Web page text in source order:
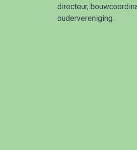
directeur,
oudervereniging.